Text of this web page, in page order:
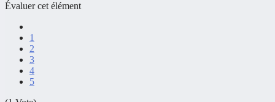
Évaluer cet élément
1
2
3
4
5